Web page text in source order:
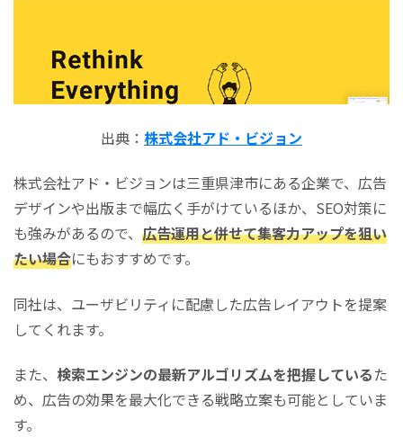
出典： 株式会社アド・ビジョン
株式会社アド・ビジョンは三重県津市にある企業で、広告
デザインや出版まで幅広く手がけているほか、SEO対策に
も強みがあるので、 広告運用と併せて集客力アップを狙い
たい場合にもおすすめです。
同社は、ユーザビリティに配慮した広告レイアウトを提案
してくれます。
また、 検索エンジンの最新アルゴリズムを把握しているた
め、広告の効果を最大化できる戦略立案も可能としていま
す。